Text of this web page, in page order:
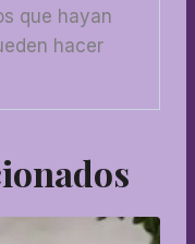
que hayan
hacer